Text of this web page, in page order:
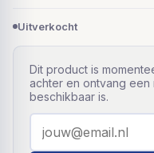
Uitverkocht
Dit product is
achter en ontvang
beschikbaar is.